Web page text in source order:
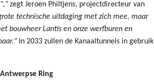
zegt Jeroen Philtjens, projectdirecteur van
technische uitdaging met zich mee, maar
bouwheer Lantis en onze werfburen en
In 2033 zullen de Kanaaltunnels in gebruik
Ring